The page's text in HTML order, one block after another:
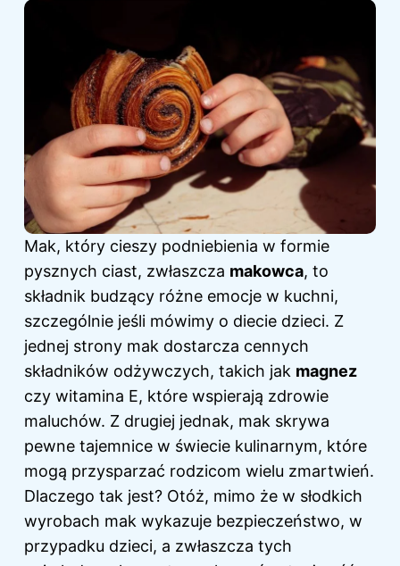
Mak, który cieszy podniebienia w formie
pysznych ciast, zwłaszcza makowca, to
składnik budzący różne emocje w kuchni,
szczególnie jeśli mówimy o diecie dzieci. Z
jednej strony mak dostarcza cennych
składników odżywczych, takich jak magnez
czy witamina E, które wspierają zdrowie
maluchów. Z drugiej jednak, mak skrywa
pewne tajemnice w świecie kulinarnym, które
mogą przysparzać rodzicom wielu zmartwień.
Dlaczego tak jest? Otóż, mimo że w słodkich
wyrobach mak wykazuje bezpieczeństwo, w
przypadku dzieci, a zwłaszcza tych